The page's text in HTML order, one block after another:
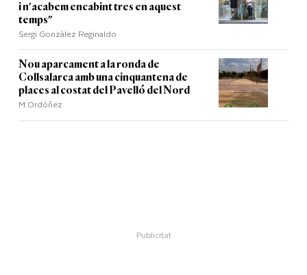
i n'acabem encabint tres en aquest
temps"
Sergi Gonzàlez Reginaldo
Nou aparcament a la ronda de
Collsalarca amb una cinquantena de
places al costat del Pavelló del Nord
M.Ordóñez